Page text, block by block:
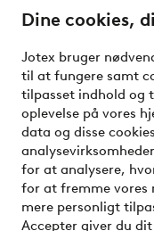
Dine cookies,
Jotex bruger
til at fungere samt
tilpasset indhold og
oplevelse på vores
data og disse
for at analysere,
for at fremme vores
mere personligt
Accepter giver du
Vilkår
Venner
Sikre
Vil du vide